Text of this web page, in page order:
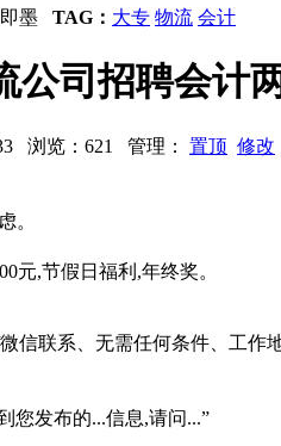
即墨 TAG： 大专 物流 会计
公司招聘会计
浏览：621 管理： 置顶 修改
。
元,节假日福利,年终奖。
信联系、无需任何条件、工作
您发布的...信息,请问...”